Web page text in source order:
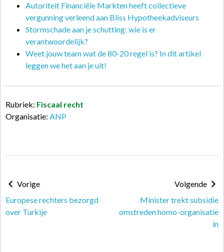
Autoriteit Financiële Markten heeft collectieve
vergunning verleend aan Bliss Hypotheekadviseurs
Stormschade aan je schutting: wie is er
verantwoordelijk?
Weet jouw team wat de 80-20 regel is? In dit artikel
leggen we het aan je uit!
Rubriek: Fiscaal recht
Organisatie: ANP
Vorige
Europese rechters bezorgd
over Turkije
Volgende
Minister trekt subsidie
omstreden homo-organisatie
in